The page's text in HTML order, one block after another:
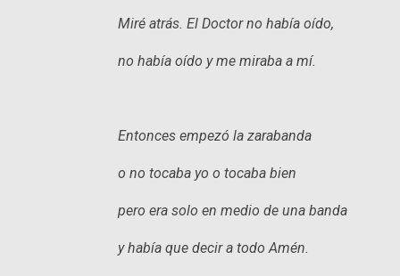
Miré atrás. El Doctor no había oído,
no había oído y me miraba a mí.
Entonces empezó la zarabanda
o no tocaba yo o tocaba bien
pero era solo en medio de una banda
y había que decir a todo Amén.